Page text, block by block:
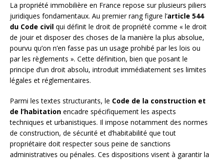
La propriété immobilière en France repose sur plusieurs piliers
juridiques fondamentaux. Au premier rang figure l’article 544
du Code civil qui définit le droit de propriété comme « le droit
de jouir et disposer des choses de la manière la plus absolue,
pourvu qu’on n’en fasse pas un usage prohibé par les lois ou
par les règlements ». Cette définition, bien que posant le
principe d’un droit absolu, introduit immédiatement ses limites
légales et réglementaires.
Parmi les textes structurants, le Code de la construction et
de l’habitation encadre spécifiquement les aspects
techniques et urbanistiques. Il impose notamment des normes
de construction, de sécurité et d’habitabilité que tout
propriétaire doit respecter sous peine de sanctions
administratives ou pénales. Ces dispositions visent à garantir la